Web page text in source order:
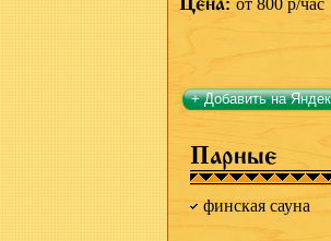
от 800 р/час
+ Добавить на
Парные
финская сауна